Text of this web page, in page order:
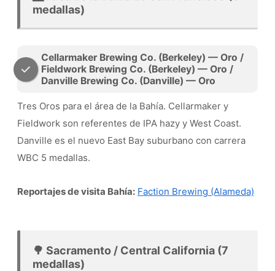
medallas)
Cellarmaker Brewing Co. (Berkeley) — Oro /
Fieldwork Brewing Co. (Berkeley) — Oro /
Danville Brewing Co. (Danville) — Oro
Tres Oros para el área de la Bahía. Cellarmaker y
Fieldwork son referentes de IPA hazy y West Coast.
Danville es el nuevo East Bay suburbano con carrera
WBC 5 medallas.
Reportajes de visita Bahía: Faction Brewing (Alameda)
🌳 Sacramento / Central California (7
medallas)